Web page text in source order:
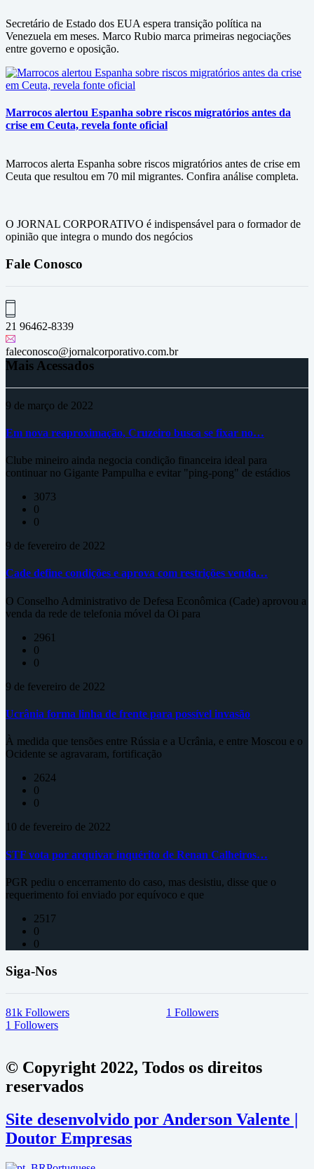
Secretário de Estado dos EUA espera transição política na
Venezuela em meses. Marco Rubio marca primeiras negociações
entre governo e oposição.
Marrocos alertou Espanha sobre riscos migratórios antes da
crise em Ceuta, revela fonte oficial
Marrocos alerta Espanha sobre riscos migratórios antes de crise em
Ceuta que resultou em 70 mil migrantes. Confira análise completa.
O JORNAL CORPORATIVO é indispensável para o formador de
opinião que integra o mundo dos negócios
Fale Conosco
21 96462-8339
faleconosco@jornalcorporativo.com.br
Mais Acessados
9 de março de 2022
Em nova reaproximação, Cruzeiro busca se fixar no…
Clube mineiro ainda negocia condição financeira ideal para
continuar no Gigante Pampulha e evitar "ping-pong" de estádios
3073
0
0
9 de fevereiro de 2022
Cade define condições e aprova com restrições venda…
O Conselho Administrativo de Defesa Econômica (Cade) aprovou a
venda da rede de telefonia móvel da Oi para
2961
0
0
9 de fevereiro de 2022
Ucrânia forma linha de frente para possível invasão
À medida que tensões entre Rússia e a Ucrânia, e entre Moscou e o
Ocidente se agravaram, fortificação
2624
0
0
10 de fevereiro de 2022
STF vota por arquivar inquérito de Renan Calheiros…
PGR pediu o encerramento do caso, mas desistiu, disse que o
requerimento foi enviado por equívoco e que
2517
0
0
Siga-Nos
81k Followers 1 Followers
1 Followers
© Copyright 2022, Todos os direitos
reservados
Site desenvolvido por Anderson Valente |
Doutor Empresas